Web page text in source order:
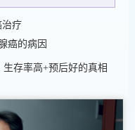
治疗
癌的病因
存率高+预后好的真相